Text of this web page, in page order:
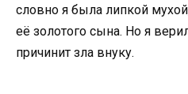
словно я была липкой
её золотого сына. Но я
причинит зла внуку.